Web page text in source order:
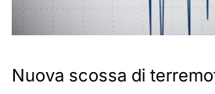
Nuova scossa di